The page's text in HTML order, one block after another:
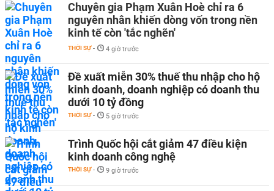
Chuyên gia Phạm Xuân Hoè chỉ ra 6
nguyên nhân khiến dòng vốn trong nền
kinh tế còn 'tắc nghẽn'
THỜI SỰ - 4 giờ trước
Đề xuất miễn 30% thuế thu nhập cho hộ
kinh doanh, doanh nghiệp có doanh thu
dưới 10 tỷ đồng
THỜI SỰ - 5 giờ trước
Trình Quốc hội cắt giảm 47 điều kiện
kinh doanh công nghệ
THỜI SỰ - 9 giờ trước